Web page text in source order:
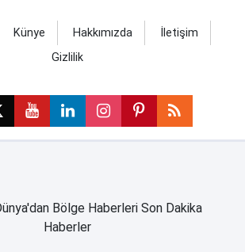
Künye Hakkımızda
İletişim
Gizlilik
Bölge Haberleri Son Dakika
Haberler